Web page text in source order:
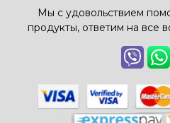
Мы с удовольствием
продукты, ответим на все